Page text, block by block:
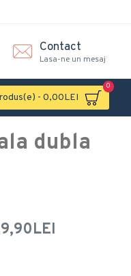
Contact
Lasa-ne un mesaj
- 0,00LEI
0
dubla